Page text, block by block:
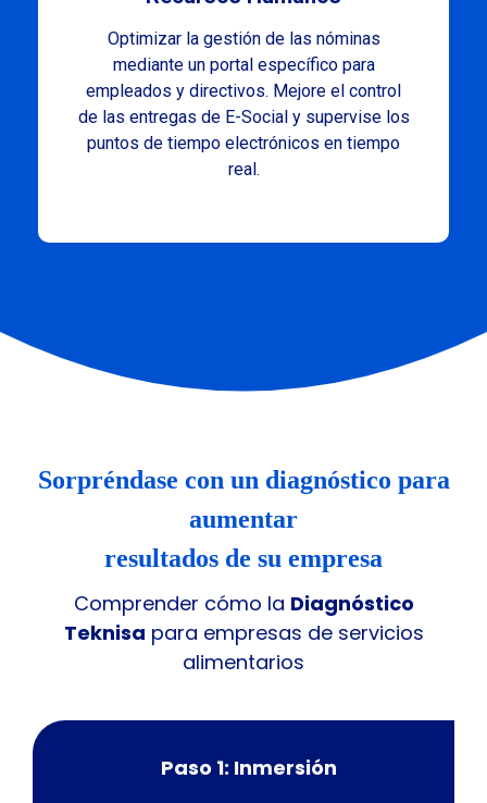
Optimizar la gestión de las nóminas
mediante un portal específico para
empleados y directivos. Mejore el control
de las entregas de E-Social y supervise los
puntos de tiempo electrónicos en tiempo
real.
Sorpréndase con un diagnóstico para
aumentar
resultados de su empresa
Comprender cómo la Diagnóstico
Teknisa para empresas de servicios
alimentarios
Paso 1: Inmersión